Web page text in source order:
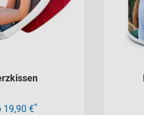
19,90 €*